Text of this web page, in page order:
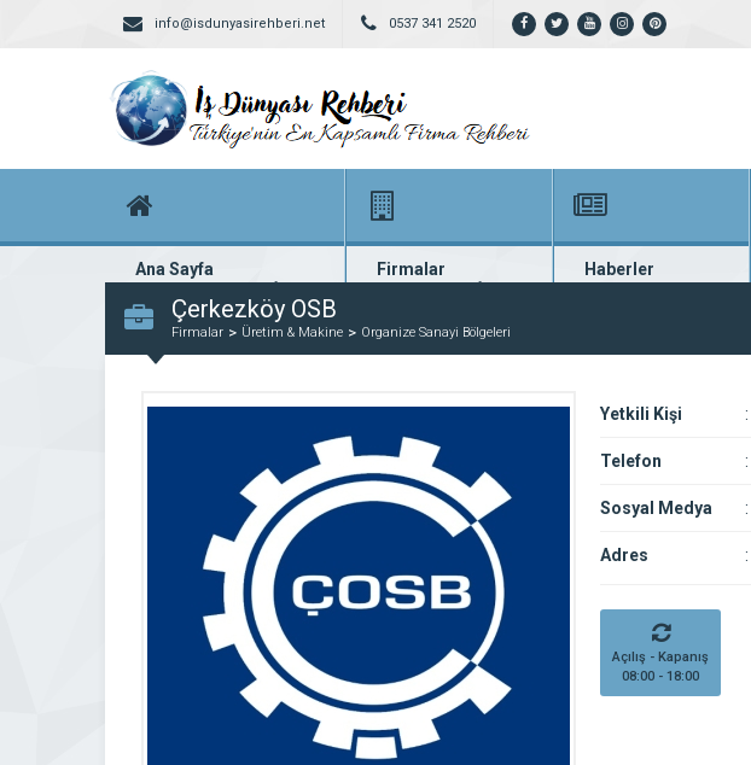
info@isdunyasirehberi.net 0537 341 2520
Ana Sayfa
Firma rehberi ana sayfanız
Firmalar
Yüzlerce kayıtlı firma
Haberler
En güncel haberler
Çerkezköy OSB
Firmalar Üretim & Makine Organize Sanayi Bölgeleri
Yetkili Kişi :
Telefon :
Sosyal Medya :
Adres :
Açılış - Kapanış
08:00 - 18:00